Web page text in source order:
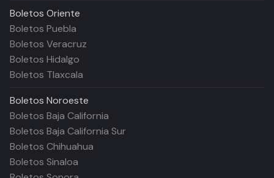
Boletos Oriente
Boletos Puebla
Boletos Veracruz
Boletos Hidalgo
Boletos Tlaxcala
Boletos Noroeste
Boletos Baja California
Boletos Baja California Sur
Boletos Chihuahua
Boletos Sinaloa